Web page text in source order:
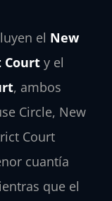
el New
Court y el
, ambos
Circle, New
Court
cuantía
que el